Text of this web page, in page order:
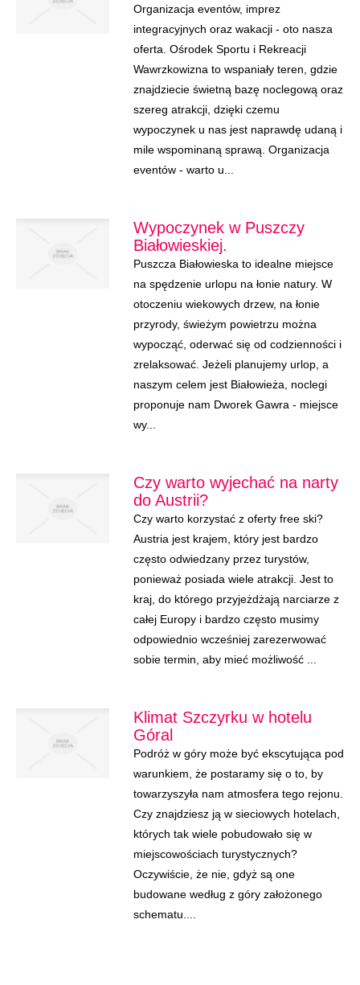
Organizacja eventów, imprez
integracyjnych oraz wakacji - oto nasza
oferta. Ośrodek Sportu i Rekreacji
Wawrzkowizna to wspaniały teren, gdzie
znajdziecie świetną bazę noclegową oraz
szereg atrakcji, dzięki czemu
wypoczynek u nas jest naprawdę udaną i
mile wspominaną sprawą. Organizacja
eventów - warto u...
Wypoczynek w Puszczy
Białowieskiej.
Puszcza Białowieska to idealne miejsce
na spędzenie urlopu na łonie natury. W
otoczeniu wiekowych drzew, na łonie
przyrody, świeżym powietrzu można
wypocząć, oderwać się od codzienności i
zrelaksować. Jeżeli planujemy urlop, a
naszym celem jest Białowieża, noclegi
proponuje nam Dworek Gawra - miejsce
wy...
Czy warto wyjechać na narty
do Austrii?
Czy warto korzystać z oferty free ski?
Austria jest krajem, który jest bardzo
często odwiedzany przez turystów,
ponieważ posiada wiele atrakcji. Jest to
kraj, do którego przyjeżdżają narciarze z
całej Europy i bardzo często musimy
odpowiednio wcześniej zarezerwować
sobie termin, aby mieć możliwość ...
Klimat Szczyrku w hotelu
Góral
Podróż w góry może być ekscytująca pod
warunkiem, że postaramy się o to, by
towarzyszyła nam atmosfera tego rejonu.
Czy znajdziesz ją w sieciowych hotelach,
których tak wiele pobudowało się w
miejscowościach turystycznych?
Oczywiście, że nie, gdyż są one
budowane według z góry założonego
schematu....